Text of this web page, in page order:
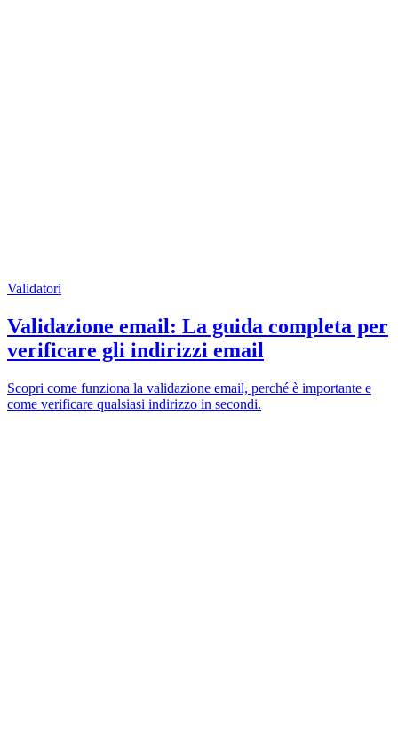
Validatori
Validazione email: La guida completa per
verificare gli indirizzi email
Scopri come funziona la validazione email, perché è importante e
come verificare qualsiasi indirizzo in secondi.